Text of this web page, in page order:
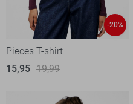
-20%
Pieces T-shirt
15,95 19,99